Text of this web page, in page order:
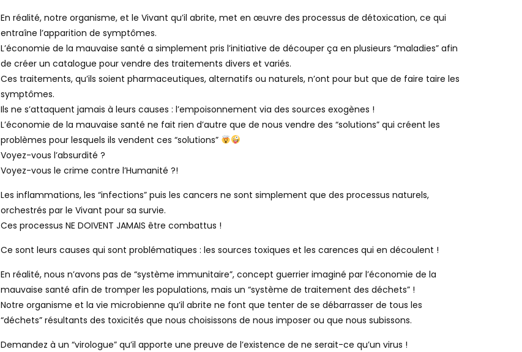
En réalité, notre organisme, et le Vivant qu’il abrite, met en œuvre des processus de détoxication, ce qui
entraîne l’apparition de symptômes.
L’économie de la mauvaise santé a simplement pris l’initiative de découper ça en plusieurs “maladies” afin
de créer un catalogue pour vendre des traitements divers et variés.
Ces traitements, qu’ils soient pharmaceutiques, alternatifs ou naturels, n’ont pour but que de faire taire les
symptômes.
Ils ne s’attaquent jamais à leurs causes : l’empoisonnement via des sources exogènes !
L’économie de la mauvaise santé ne fait rien d’autre que de nous vendre des “solutions” qui créent les
problèmes pour lesquels ils vendent ces “solutions”
Voyez-vous l’absurdité ?
Voyez-vous le crime contre l’Humanité ?!
Les inflammations, les “infections” puis les cancers ne sont simplement que des processus naturels,
orchestrés par le Vivant pour sa survie.
Ces processus NE DOIVENT JAMAIS être combattus !
Ce sont leurs causes qui sont problématiques : les sources toxiques et les carences qui en découlent !
En réalité, nous n’avons pas de “système immunitaire”, concept guerrier imaginé par l’économie de la
mauvaise santé afin de tromper les populations, mais un “système de traitement des déchets” !
Notre organisme et la vie microbienne qu’il abrite ne font que tenter de se débarrasser de tous les
“déchets” résultants des toxicités que nous choisissons de nous imposer ou que nous subissons.
Demandez à un “virologue” qu’il apporte une preuve de l’existence de ne serait-ce qu’un virus !